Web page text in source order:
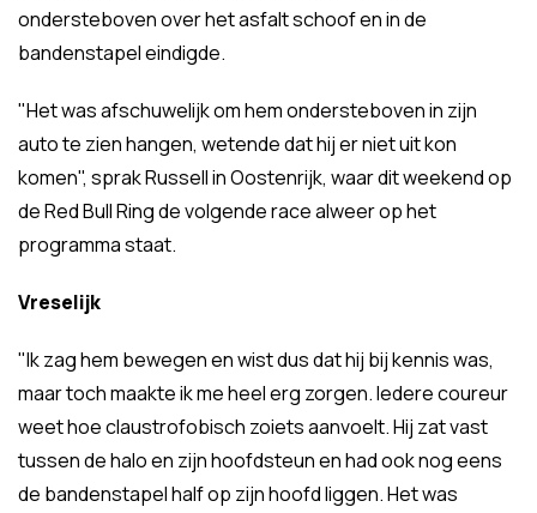
ondersteboven over het asfalt schoof en in de
bandenstapel eindigde.
"Het was afschuwelijk om hem ondersteboven in zijn
auto te zien hangen, wetende dat hij er niet uit kon
komen", sprak Russell in Oostenrijk, waar dit weekend op
de Red Bull Ring de volgende race alweer op het
programma staat.
Vreselijk
"Ik zag hem bewegen en wist dus dat hij bij kennis was,
maar toch maakte ik me heel erg zorgen. Iedere coureur
weet hoe claustrofobisch zoiets aanvoelt. Hij zat vast
tussen de halo en zijn hoofdsteun en had ook nog eens
de bandenstapel half op zijn hoofd liggen. Het was